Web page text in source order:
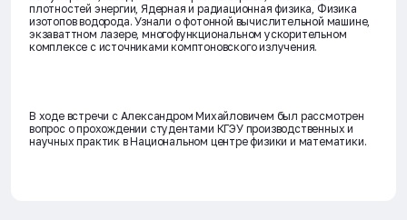
плотностей энергии, Ядерная и радиационная физика, Физика
изотопов водорода. Узнали о фотонной вычислительной машине,
экзаваттном лазере, многофункциональном ускорительном
комплексе с источниками комптоновского излучения.
В ходе встречи с Александром Михайловичем был рассмотрен
вопрос о прохождении студентами КГЭУ производственных и
научных практик в Национальном центре физики и математики.